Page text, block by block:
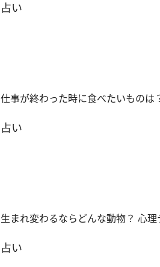
占い
仕事が終わった時に食べたいものは
占い
生まれ変わるならどんな動物？ 心理
占い